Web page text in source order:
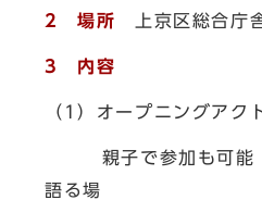
2 場所 上京区総合庁
3 内容
（1）オープニングアク
親子で参加も可能！
語る場